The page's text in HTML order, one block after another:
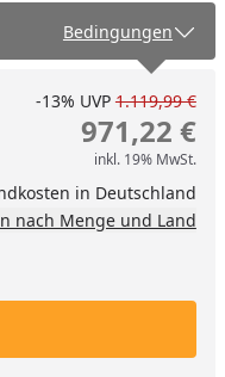
Bedingungen
-13% UVP 1.119,99 €
971,22 €
inkl. 19% MwSt.
in Deutschland
nach Menge und Land
legen